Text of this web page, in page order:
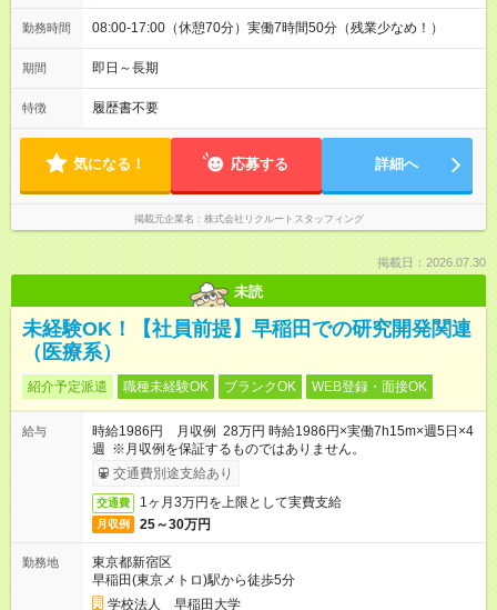
勤務時間 08:00-17:00（休憩70分）実働7時間50分（残業少なめ！）
期間 即日～長期
特徴 履歴書不要
気になる！ 応募する 詳細へ
掲載元企業名 株式会社リクルートスタッフィング
掲載日：2026.07.30
未読
未経験OK！【社員前提】早稲田での研究開発関連
（医療系）
紹介予定派遣 職種未経験OK ブランクOK WEB登録・面接OK
給与
時給1986円 月収例 28万円 時給1986円×実働7h15m×週5日×4
週 ※月収例を保証するものではありません。
交通費別途支給あり
交通費 1ヶ月3万円を上限として実費支給
月収例 25～30万円
勤務地
東京都新宿区
早稲田(東京メトロ)駅から徒歩5分
学校法人 早稲田大学